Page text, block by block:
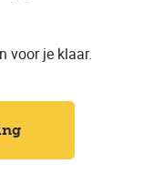
voor je klaar.